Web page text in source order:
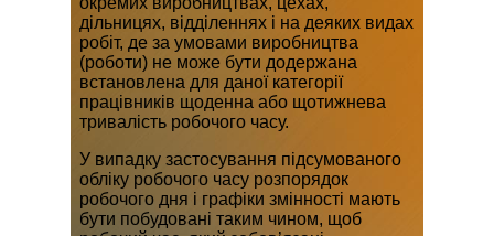
дільницях, відділеннях і на деяких видах
робіт, де за умовами виробництва
(роботи) не може бути додержана
встановлена для даної категорії
працівників щоденна або щотижнева
тривалість робочого часу.
У випадку застосування підсумованого
обліку робочого часу розпорядок
робочого дня і графіки змінності мають
бути побудовані таким чином, щоб